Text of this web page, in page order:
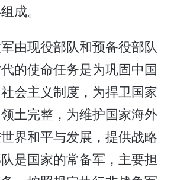
成。
由现役部队和预备役部队
的使命任务是为巩固中国
会主义制度，为捍卫国家
土完整，为维护国家海外
界和平与发展，提供战略
是国家的常备军，主要担